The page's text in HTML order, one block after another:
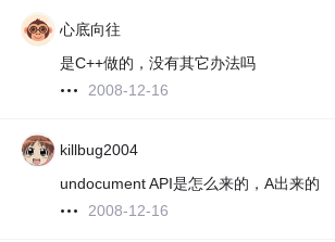
心底向往
是C++做的，没有其它办法吗
2008-12-16
killbug2004
undocument API是怎么来的，A出来的
2008-12-16